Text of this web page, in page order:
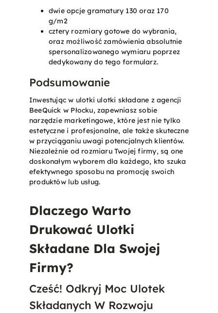
dwie opcje gramatury 130 oraz 170
g/m2
cztery rozmiary gotowe do wybrania,
oraz możliwość zamówienia absolutnie
spersonalizowanego wymiaru poprzez
dedykowany do tego formularz.
Podsumowanie
Inwestując w ulotki ulotki składane z agencji
BeeQuick w Płocku, zapewniasz sobie
narzędzie marketingowe, które jest nie tylko
estetyczne i profesjonalne, ale także skuteczne
w przyciąganiu uwagi potencjalnych klientów.
Niezależnie od rozmiaru Twojej firmy, są one
doskonałym wyborem dla każdego, kto szuka
efektywnego sposobu na promocję swoich
produktów lub usług​.
Dlaczego Warto
Drukować Ulotki
Składane Dla Swojej
Firmy?
Cześć! Odkryj Moc Ulotek
Składanych W Rozwoju